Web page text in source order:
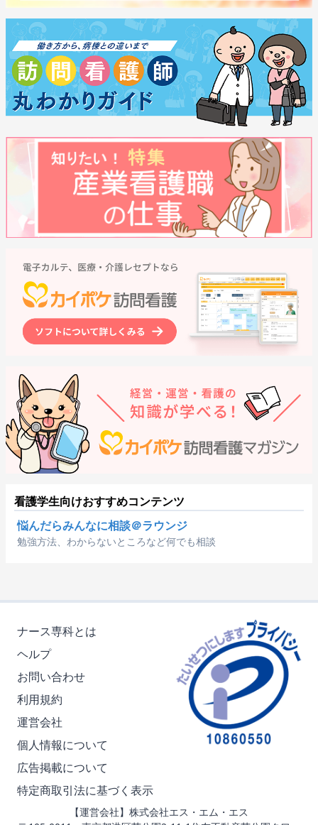
看護学生向けおすすめコンテンツ
悩んだらみんなに相談＠ラウンジ
勉強方法、わからないところなど何でも相談
ナース専科とは
ヘルプ
お問い合わせ
利用規約
運営会社
個人情報について
広告掲載について
特定商取引法に基づく表示
【運営会社】株式会社エス・エム・エス